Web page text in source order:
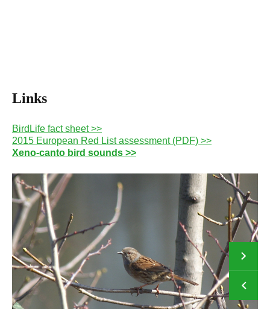
Links
BirdLife fact sheet >>
2015 European Red List assessment (PDF) >>
Xeno-canto bird sounds >>